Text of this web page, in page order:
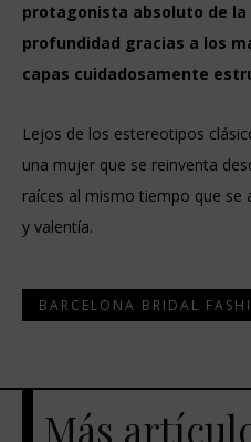
protagonista absoluto de
profundidad gracias a los
capas cuidadosamente
Lejos de los estereotipos
una mujer que se reinventa
raíces al mismo tiempo que se
y valentía.
BARCELONA BRIDAL
Más